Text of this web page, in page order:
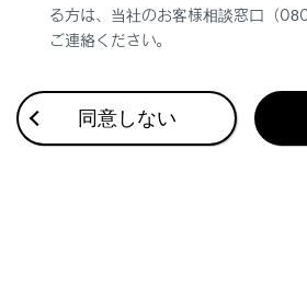
る方は、当社のお客様相談窓口（
ご連絡ください。
同意しない